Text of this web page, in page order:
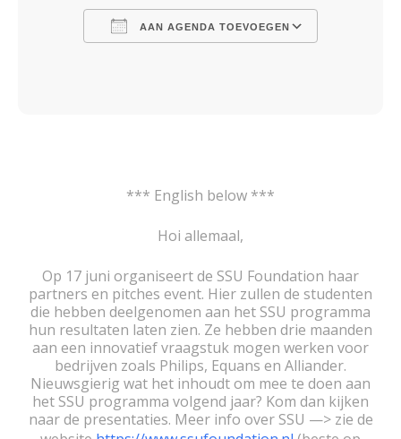
AAN AGENDA TOEVOEGEN
*** English below ***
Hoi allemaal,
Op 17 juni organiseert de SSU Foundation haar
partners en pitches event. Hier zullen de studenten
die hebben deelgenomen aan het SSU programma
hun resultaten laten zien. Ze hebben drie maanden
aan een innovatief vraagstuk mogen werken voor
bedrijven zoals Philips, Equans en Alliander.
Nieuwsgierig wat het inhoudt om mee te doen aan
het SSU programma volgend jaar? Kom dan kijken
naar de presentaties. Meer info over SSU —> zie de